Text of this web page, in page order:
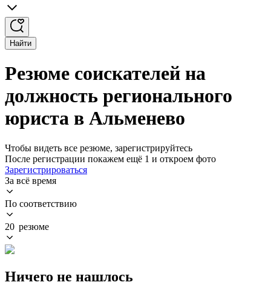
Найти
Резюме соискателей на
должность регионального
юриста в Альменево
Чтобы видеть все резюме, зарегистрируйтесь
После регистрации покажем ещё 1 и откроем фото
Зарегистрироваться
За всё время
По соответствию
20 резюме
Ничего не нашлось